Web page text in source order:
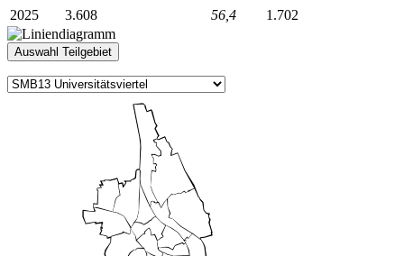
2025
3.608 56,4 1.702